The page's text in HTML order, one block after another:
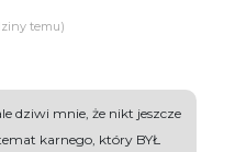
temu)
dziwi mnie, że nikt jeszcze
karnego, który BYŁ